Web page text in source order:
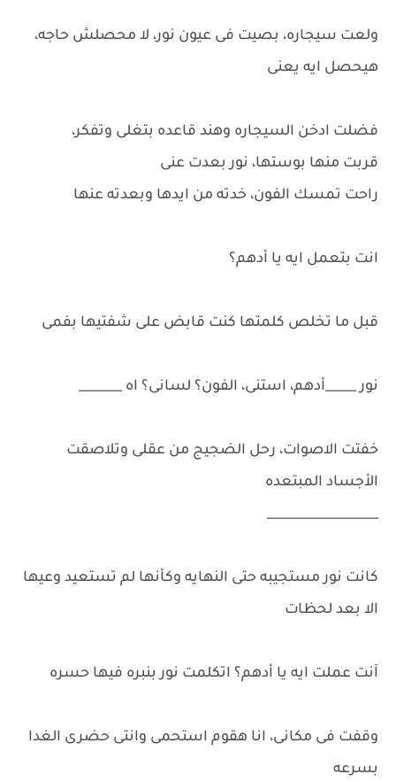
ولعت سيجاره، بصيت فى عيون نور، لا محصلش حاجه،
هيحصل ايه يعنى
فضلت ادخن السيجاره وهند قاعده بتغلى وتفكر،
قربت منها بوستها، نور بعدت عنى
راحت تمسك الفون، خدته من ايدها وبعدته عنها
انت بتعمل ايه يا أدهم؟
قبل ما تخلص كلمتها كنت قابض على شفتيها بفمى
نور _____أدهم، استنى، الفون؟ لسانى؟ اه _______
خفتت الاصوات، رحل الضجيج من عقلى وتلاصقت
الأجساد المبتعده
__________________
كانت نور مستجيبه حتى النهايه وكأنها لم تستعيد وعيها
الا بعد لحظات
آنت عملت ايه يا أدهم؟ اتكلمت نور بنبره فيها حسره
وقفت فى مكانى، انا هقوم استحمى وانتى حضرى الغدا
بسرعه